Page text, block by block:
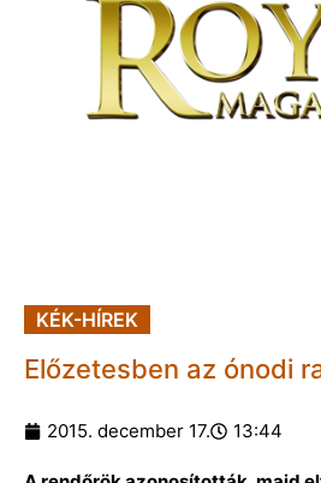
KÉK-HÍREK
Előzetesben az ónodi
2015. december 17. 13:44